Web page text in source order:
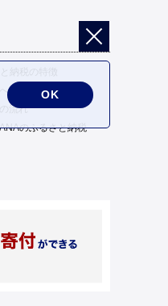
納税の特徴
流れ
のふるさと納税
OK